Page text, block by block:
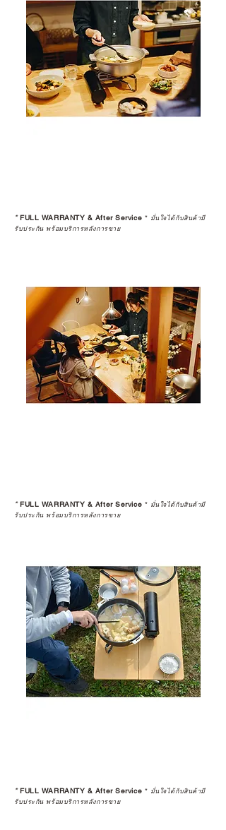
*FULL WARRANTY & After Service * มั่นใจได้กับสินค้ามี
รับประกัน พร้อมบริการหลังการขาย
*FULL WARRANTY & After Service * มั่นใจได้กับสินค้ามี
รับประกัน พร้อมบริการหลังการขาย
*FULL WARRANTY & After Service * มั่นใจได้กับสินค้ามี
รับประกัน พร้อมบริการหลังการขาย